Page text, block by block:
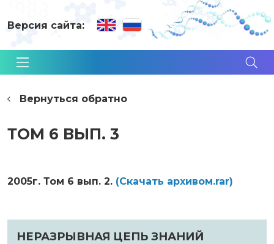
Версия сайта:
Вернуться обратно
ТОМ 6 ВЫП. 3
2005г. Том 6 вып. 2. (Cкачать архивом.rar)
НЕРАЗРЫВНАЯ ЦЕПЬ ЗНАНИЙ